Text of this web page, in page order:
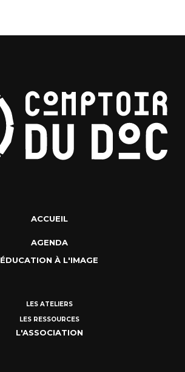
ACCUEIL
AGENDA
ÉDUCATION À L'IMAGE
LES ATELIERS
LES RESSOURCES
L'ASSOCIATION